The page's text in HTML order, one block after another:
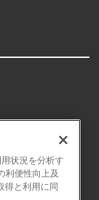
状況を分析す
利便性向上及
得と利用に同